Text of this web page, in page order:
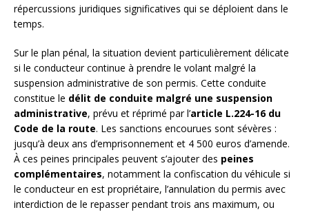
répercussions juridiques significatives qui se déploient dans le
temps.
Sur le plan pénal, la situation devient particulièrement délicate
si le conducteur continue à prendre le volant malgré la
suspension administrative de son permis. Cette conduite
constitue le délit de conduite malgré une suspension
administrative, prévu et réprimé par l’article L.224-16 du
Code de la route. Les sanctions encourues sont sévères :
jusqu’à deux ans d’emprisonnement et 4 500 euros d’amende.
À ces peines principales peuvent s’ajouter des peines
complémentaires, notamment la confiscation du véhicule si
le conducteur en est propriétaire, l’annulation du permis avec
interdiction de le repasser pendant trois ans maximum, ou